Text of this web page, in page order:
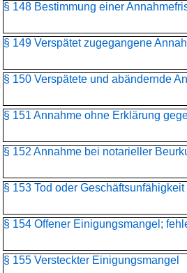
§ 148 Bestimmung einer
§ 149 Verspätet zugegangene
§ 150 Verspätete und abändernde
§ 151 Annahme ohne Erklärung
§ 152 Annahme bei notarieller
§ 153 Tod oder
§ 154 Offener Einigungsmangel;
§ 155 Versteckter Einigungsmangel